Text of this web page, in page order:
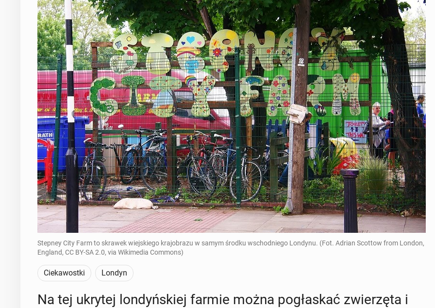
Stepney City Farm to skrawek wiejskiego krajobrazu w samym środku wschodniego Londynu. (Fot. Adrian Scottow from London,
England, CC BY-SA 2.0, via Wikimedia Commons)
Ciekawostki Londyn
Na tej ukrytej lon­dyń­skiej farmie można po­gła­skać zwie­rzę­ta i